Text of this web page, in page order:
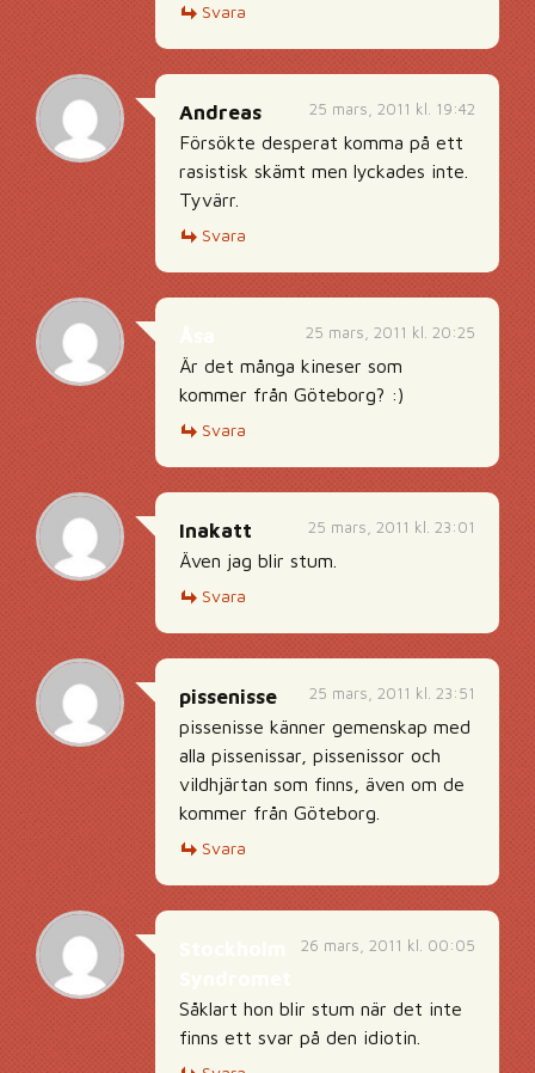
Svara
25 mars, 2011 kl. 19:42
Andreas
Försökte desperat komma på ett
rasistisk skämt men lyckades inte.
Tyvärr.
Svara
25 mars, 2011 kl. 20:25
Är det många kineser som
kommer från Göteborg? :)
Svara
25 mars, 2011 kl. 23:01
Inakatt
Även jag blir stum.
Svara
25 mars, 2011 kl. 23:51
pissenisse
pissenisse känner gemenskap med
alla pissenissar, pissenissor och
vildhjärtan som finns, även om de
kommer från Göteborg.
Svara
26 mars, 2011 kl. 00:05
Såklart hon blir stum när det inte
finns ett svar på den idiotin.